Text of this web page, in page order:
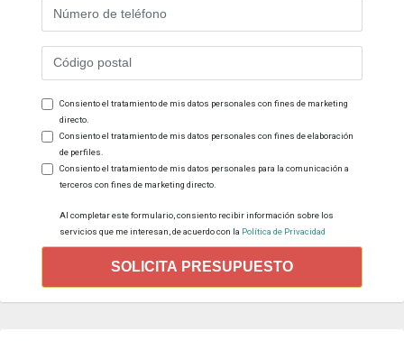
Consiento el tratamiento de mis datos personales con fines de marketing
directo.
Consiento el tratamiento de mis datos personales con fines de elaboración
de perfiles.
Consiento el tratamiento de mis datos personales para la comunicación a
terceros con fines de marketing directo.
Al completar este formulario, consiento recibir información sobre los
servicios que me interesan, de acuerdo con la Política de Privacidad
SOLICITA PRESUPUESTO